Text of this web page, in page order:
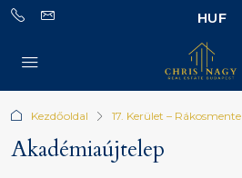
HUF
Kezdőoldal 17. Kerület – Rákosmente
Akadémiaújtelep